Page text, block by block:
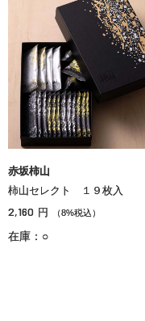
赤坂柿山
柿山セレクト １９枚入
2,160 円 （8%税込）
在庫：○